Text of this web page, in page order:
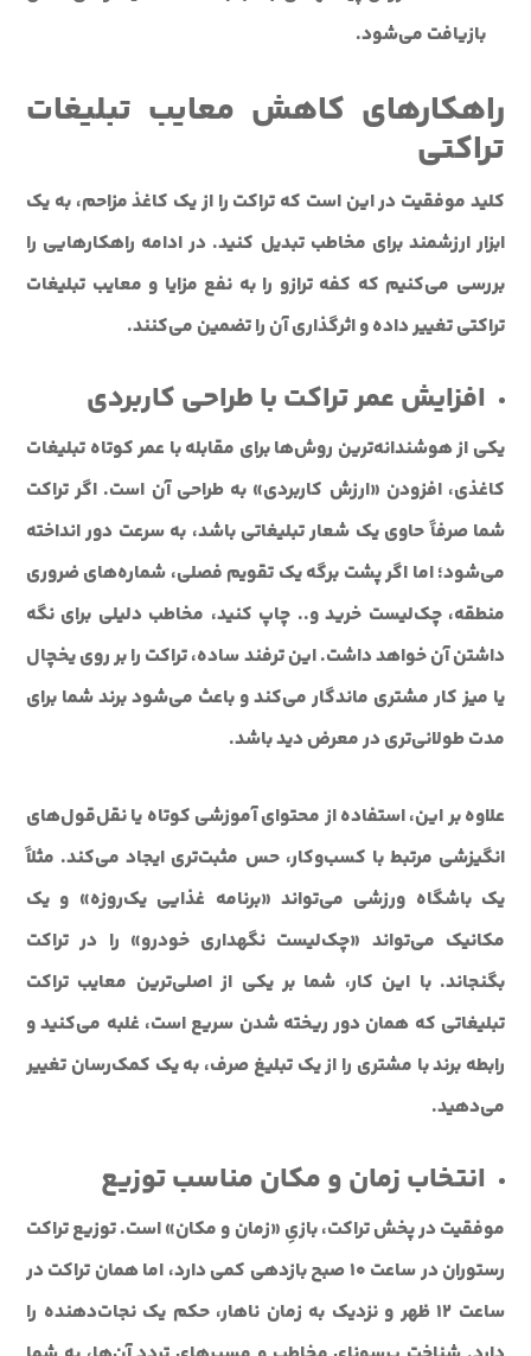
بازیافت می‌شود.
راهکارهای کاهش معایب تبلیغات
تراکتی
کلید موفقیت در این است که تراکت را از یک کاغذ مزاحم، به یک
ابزار ارزشمند برای مخاطب تبدیل کنید. در ادامه راهکارهایی را
بررسی می‌کنیم که کفه ترازو را به نفع مزایا و معایب تبلیغات
تراکتی تغییر داده و اثرگذاری آن را تضمین می‌کنند.
افزایش عمر تراکت با طراحی کاربردی
یکی از هوشندانه‌ترین روش‌ها برای مقابله با عمر کوتاه تبلیغات
کاغذی، افزودن «ارزش کاربردی» به طراحی آن است. اگر تراکت
شما صرفاً حاوی یک شعار تبلیغاتی باشد، به سرعت دور انداخته
می‌شود؛ اما اگر پشت برگه یک تقویم فصلی، شماره‌های ضروری
منطقه، چک‌لیست خرید و.. چاپ کنید، مخاطب دلیلی برای نگه
داشتن آن خواهد داشت. این ترفند ساده، تراکت را بر روی یخچال
یا میز کار مشتری ماندگار می‌کند و باعث می‌شود برند شما برای
مدت طولانی‌تری در معرض دید باشد.
علاوه بر این، استفاده از محتوای آموزشی کوتاه یا نقل‌قول‌های
انگیزشی مرتبط با کسب‌وکار، حس مثبت‌تری ایجاد می‌کند. مثلاً
یک باشگاه ورزشی می‌تواند «برنامه غذایی یک‌روزه» و یک
مکانیک می‌تواند «چک‌لیست نگهداری خودرو» را در تراکت
بگنجاند. با این کار، شما بر یکی از اصلی‌ترین معایب تراکت
تبلیغاتی که همان دور ریخته شدن سریع است، غلبه می‌کنید و
رابطه برند با مشتری را از یک تبلیغ صرف، به یک کمک‌رسان تغییر
می‌دهید.
انتخاب زمان و مکان مناسب توزیع
موفقیت در پخش تراکت، بازیِ «زمان و مکان» است. توزیع تراکت
رستوران در ساعت ۱۰ صبح بازدهی کمی دارد، اما همان تراکت در
ساعت ۱۲ ظهر و نزدیک به زمان ناهار، حکم یک نجات‌دهنده را